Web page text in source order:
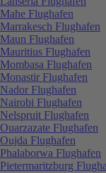
Mahe Flughafen
Marrakesch Flughafen
Maun Flughafen
Mauritius Flughafen
Mombasa Flughafen
Monastir Flughafen
Nador Flughafen
Nairobi Flughafen
Nelspruit Flughafen
Ouarzazate Flughafen
Oujda Flughafen
Phalaborwa Flughafen
Pietermaritzburg